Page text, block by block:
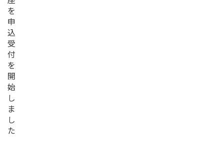
を
申
込
受
付
を
開
始
し
ま
し
た